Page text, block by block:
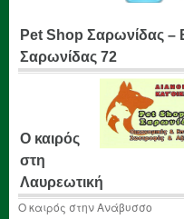
Pet Shop Σαρωνίδας –
Σαρωνίδας 72
Ο καιρός
στη
Λαυρεωτική
Ο καιρός στην Ανάβυσσο